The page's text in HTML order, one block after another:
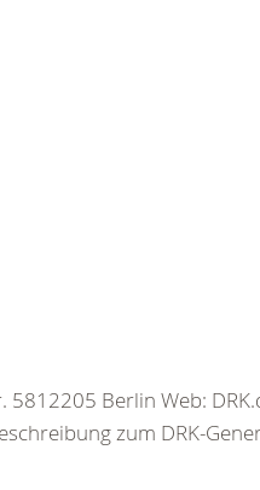
Berlin Web:
zum DRK-